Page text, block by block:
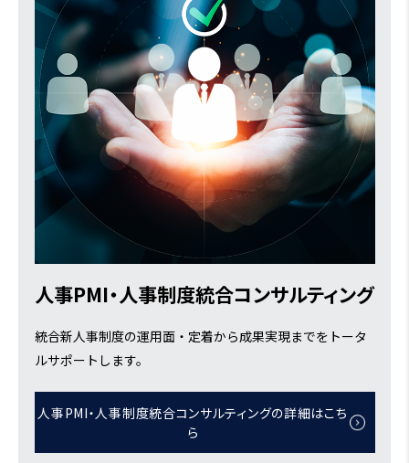
人事PMI・人事制度統合コンサルティング
統合新人事制度の運用面・定着から成果実現までをトータ
ルサポートします。
人事PMI・人事制度統合コンサルティングの詳細はこち
ら